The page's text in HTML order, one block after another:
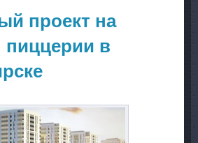
проект на
пиццерии в